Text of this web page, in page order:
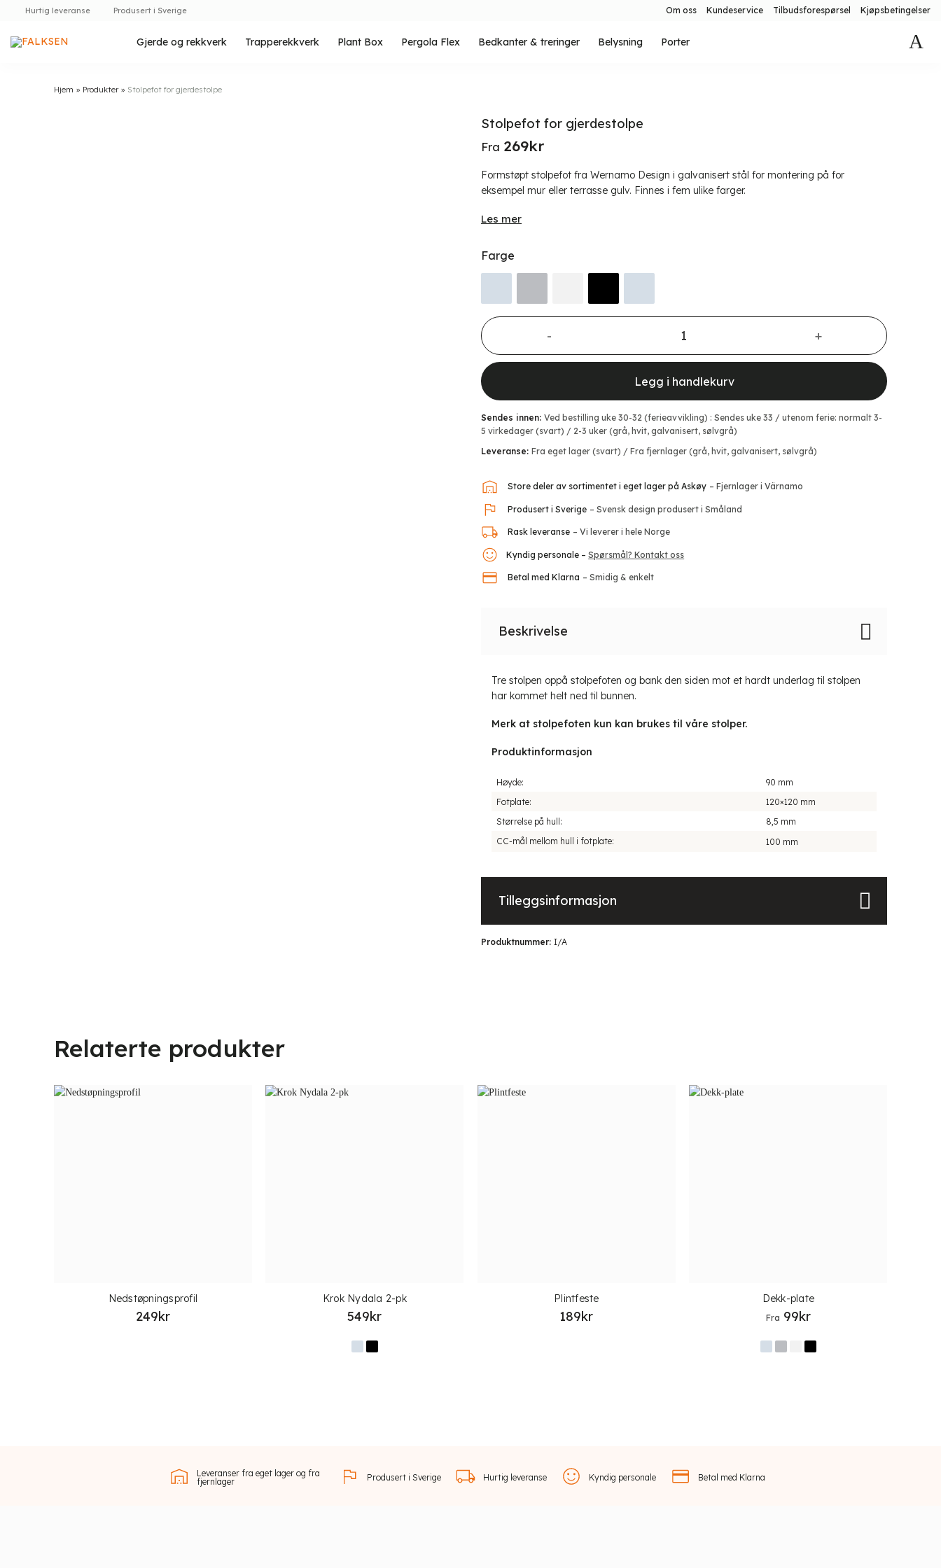
content
Hurtig leveranse Produsert i Sverige Om oss Kundeservice Tilbudsforespørsel Kjøpsbetingelser
Gjerde og rekkverk Trapperekkverk Plant Box Pergola Flex Bedkanter & treringer Belysning Porter
Hjem » Produkter » Stolpefot for gjerdestolpe
Stolpefot for gjerdestolpe
Fra 269kr
Formstøpt stolpefot fra Wernamo Design i galvanisert stål for montering på for
eksempel mur eller terrasse gulv. Finnes i fem ulike farger.
Les mer
Farge
Stolpefot for gjerdestolpe antall
Legg i handlekurv
Sendes innen: Ved bestilling uke 30-32 (ferieavvikling) : Sendes uke 33 / utenom ferie: normalt 3-
5 virkedager (svart) / 2-3 uker (grå, hvit, galvanisert, sølvgrå)
Leveranse: Fra eget lager (svart) / Fra fjernlager (grå, hvit, galvanisert, sølvgrå)
Store deler av sortimentet i eget lager på Askøy – Fjernlager i Värnamo
Produsert i Sverige – Svensk design produsert i Småland
Rask leveranse – Vi leverer i hele Norge
Kyndig personale – Spørsmål? Kontakt oss
Betal med Klarna – Smidig & enkelt
Beskrivelse
Tre stolpen oppå stolpefoten og bank den siden mot et hardt underlag til stolpen
har kommet helt ned til bunnen.
Merk at stolpefoten kun kan brukes til våre stolper.
Produktinformasjon
Høyde:
90 mm
Fotplate:
120×120 mm
Størrelse på hull:
8,5 mm
CC-mål mellom hull i fotplate:
100 mm
Tilleggsinformasjon
Produktnummer: I/A
Relaterte produkter
Nedstøpningsprofil
249kr
Krok Nydala 2-pk
549kr
Plintfeste
189kr
Dekk-plate
Fra 99kr
Leveranser fra eget lager og fra
fjernlager
Produsert i Sverige Hurtig leveranse Kyndig personale Betal med Klarna